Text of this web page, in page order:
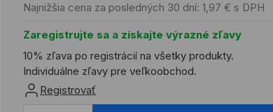
Najnižšia cena za posledných 30 dní: 1,97 € s DPH
Zaregistrujte sa a získajte výrazné zľavy
10% zľava po registrácií na všetky produkty.
Individuálne zľavy pre veľkoobchod.
Registrovať